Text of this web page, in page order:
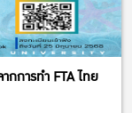
กการทำ FTA ไทย